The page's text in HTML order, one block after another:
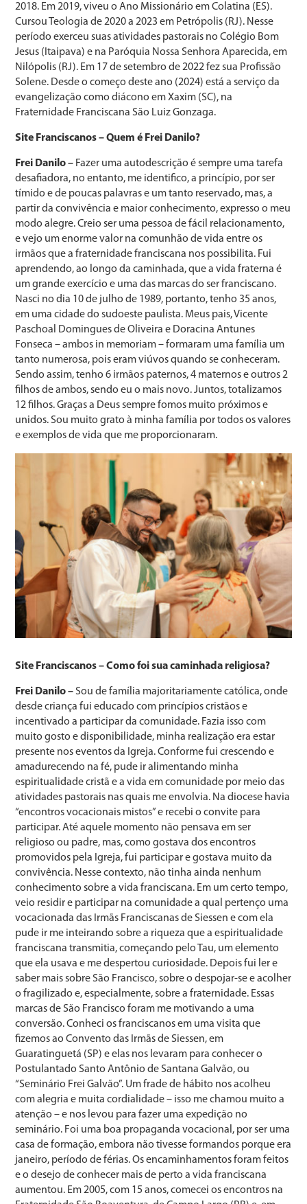
2018. Em 2019, viveu o Ano Missionário em Colatina (ES).
Cursou Teologia de 2020 a 2023 em Petrópolis (RJ). Nesse
período exerceu suas atividades pastorais no Colégio Bom
Jesus (Itaipava) e na Paróquia Nossa Senhora Aparecida, em
Nilópolis (RJ). Em 17 de setembro de 2022 fez sua Profissão
Solene. Desde o começo deste ano (2024) está a serviço da
evangelização como diácono em Xaxim (SC), na
Fraternidade Franciscana São Luiz Gonzaga.
Site Franciscanos – Quem é Frei Danilo?
Frei Danilo – Fazer uma autodescrição é sempre uma tarefa
desafiadora, no entanto, me identifico, a princípio, por ser
tímido e de poucas palavras e um tanto reservado, mas, a
partir da convivência e maior conhecimento, expresso o meu
modo alegre. Creio ser uma pessoa de fácil relacionamento,
e vejo um enorme valor na comunhão de vida entre os
irmãos que a fraternidade franciscana nos possibilita. Fui
aprendendo, ao longo da caminhada, que a vida fraterna é
um grande exercício e uma das marcas do ser franciscano.
Nasci no dia 10 de julho de 1989, portanto, tenho 35 anos,
em uma cidade do sudoeste paulista. Meus pais, Vicente
Paschoal Domingues de Oliveira e Doracina Antunes
Fonseca – ambos in memoriam – formaram uma família um
tanto numerosa, pois eram viúvos quando se conheceram.
Sendo assim, tenho 6 irmãos paternos, 4 maternos e outros 2
filhos de ambos, sendo eu o mais novo. Juntos, totalizamos
12 filhos. Graças a Deus sempre fomos muito próximos e
unidos. Sou muito grato à minha família por todos os valores
e exemplos de vida que me proporcionaram.
Site Franciscanos – Como foi sua caminhada religiosa?
Frei Danilo – Sou de família majoritariamente católica, onde
desde criança fui educado com princípios cristãos e
incentivado a participar da comunidade. Fazia isso com
muito gosto e disponibilidade, minha realização era estar
presente nos eventos da Igreja. Conforme fui crescendo e
amadurecendo na fé, pude ir alimentando minha
espiritualidade cristã e a vida em comunidade por meio das
atividades pastorais nas quais me envolvia. Na diocese havia
“encontros vocacionais mistos” e recebi o convite para
participar. Até aquele momento não pensava em ser
religioso ou padre, mas, como gostava dos encontros
promovidos pela Igreja, fui participar e gostava muito da
convivência. Nesse contexto, não tinha ainda nenhum
conhecimento sobre a vida franciscana. Em um certo tempo,
veio residir e participar na comunidade a qual pertenço uma
vocacionada das Irmãs Franciscanas de Siessen e com ela
pude ir me inteirando sobre a riqueza que a espiritualidade
franciscana transmitia, começando pelo Tau, um elemento
que ela usava e me despertou curiosidade. Depois fui ler e
saber mais sobre São Francisco, sobre o despojar-se e acolher
o fragilizado e, especialmente, sobre a fraternidade. Essas
marcas de São Francisco foram me motivando a uma
conversão. Conheci os franciscanos em uma visita que
fizemos ao Convento das Irmãs de Siessen, em
Guaratinguetá (SP) e elas nos levaram para conhecer o
Postulantado Santo Antônio de Santana Galvão, ou
“Seminário Frei Galvão”. Um frade de hábito nos acolheu
com alegria e muita cordialidade – isso me chamou muito a
atenção – e nos levou para fazer uma expedição no
seminário. Foi uma boa propaganda vocacional, por ser uma
casa de formação, embora não tivesse formandos porque era
janeiro, período de férias. Os encaminhamentos foram feitos
e o desejo de conhecer mais de perto a vida franciscana
aumentou. Em 2005, com 15 anos, comecei os encontros na